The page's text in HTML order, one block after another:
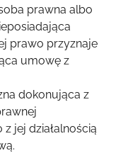
prawna albo
prawo przyznaje
umowę z
dokonująca z
jej działalnością